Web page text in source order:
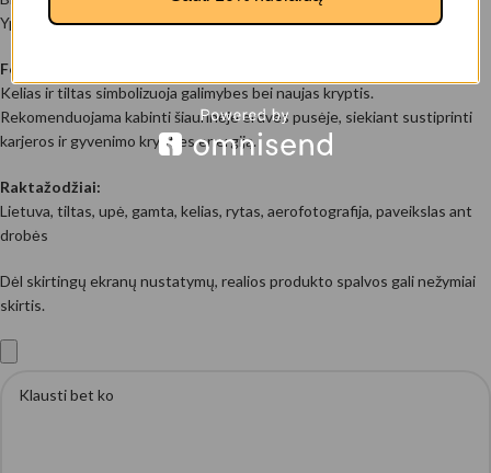
Ypač tinka verslo erdvėse kaip simbolis progresui ir judėjimui pirmyn.
Feng Shui rekomendacija (tikintiems feng shui):
Kelias ir tiltas simbolizuoja galimybes bei naujas kryptis.
Rekomenduojama kabinti šiaurinėje erdvės pusėje, siekiant sustiprinti
karjeros ir gyvenimo krypties energiją.
Raktažodžiai:
Lietuva, tiltas, upė, gamta, kelias, rytas, aerofotografija, paveikslas ant
drobės
Dėl skirtingų ekranų nustatymų, realios produkto spalvos gali nežymiai
skirtis.